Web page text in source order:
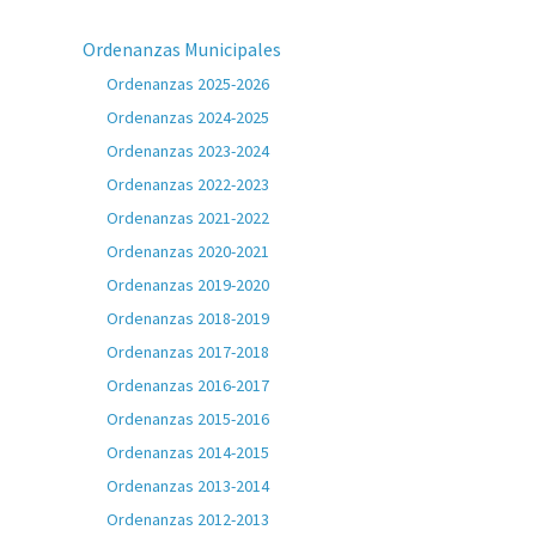
Ordenanzas Municipales
Ordenanzas 2025-2026
Ordenanzas 2024-2025
Ordenanzas 2023-2024
Ordenanzas 2022-2023
Ordenanzas 2021-2022
Ordenanzas 2020-2021
Ordenanzas 2019-2020
Ordenanzas 2018-2019
Ordenanzas 2017-2018
Ordenanzas 2016-2017
Ordenanzas 2015-2016
Ordenanzas 2014-2015
Ordenanzas 2013-2014
Ordenanzas 2012-2013